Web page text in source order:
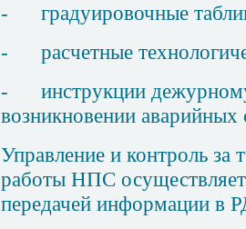
-
градуировочные
-
расчетные
-
инструкции
возникновении аварийных
Управление и контроль за
работы НПС
передачей информации в Р